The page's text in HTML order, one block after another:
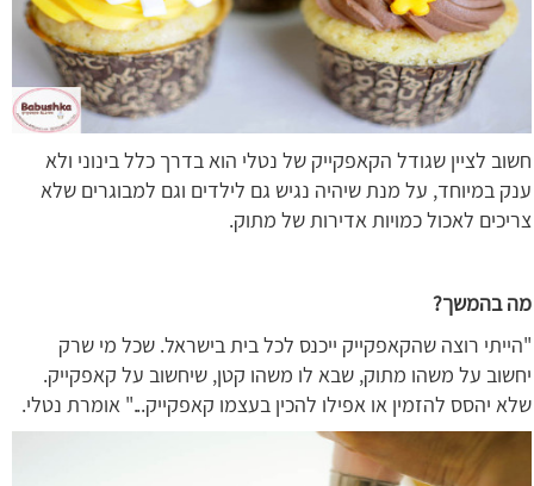
חשוב לציין שגודל הקאפקייק של נטלי הוא בדרך כלל בינוני ולא
ענק במיוחד, על מנת שיהיה נגיש גם לילדים וגם למבוגרים שלא
צריכים לאכול כמויות אדירות של מתוק.
מה בהמשך?
"הייתי רוצה שהקאפקייק ייכנס לכל בית בישראל. שכל מי שרק
יחשוב על משהו מתוק, שבא לו משהו קטן, שיחשוב על קאפקייק.
שלא יהסס להזמין או אפילו להכין בעצמו קאפקייק..." אומרת נטלי.